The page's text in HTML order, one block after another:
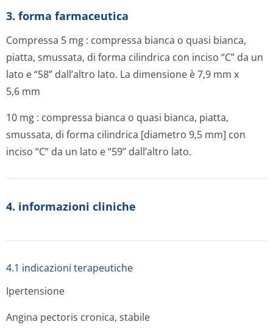
3. forma farmaceutica
Compressa 5 mg : compressa bianca o quasi bianca,
piatta, smussata, di forma cilindrica con inciso “C” da un
lato e “58” dall’altro lato. La dimensione è 7,9 mm x
5,6 mm
10 mg : compressa bianca o quasi bianca, piatta,
smussata, di forma cilindrica [diametro 9,5 mm] con
inciso “C” da un lato e “59” dall’altro lato.
4. informazioni cliniche
4.1 indicazioni terapeutiche
Ipertensione
Angina pectoris cronica, stabile